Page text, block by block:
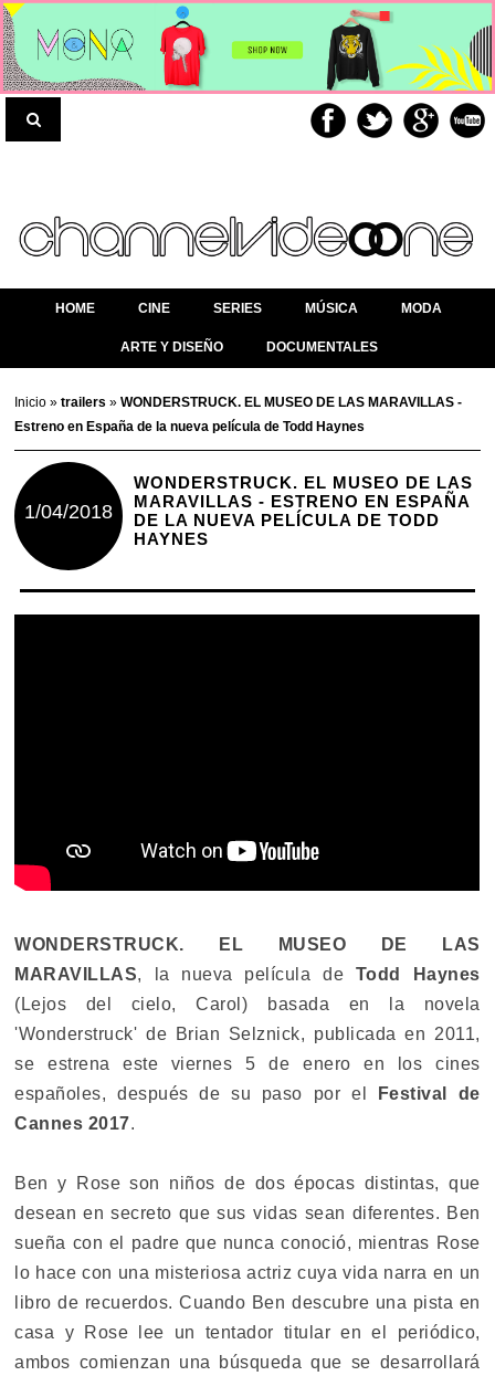
HOME CINE SERIES MÚSICA MODA
ARTE Y DISEÑO DOCUMENTALES
Inicio»trailers»WONDERSTRUCK. EL MUSEO DE LAS MARAVILLAS -
Estreno en España de la nueva película de Todd Haynes
1/04/2018
WONDERSTRUCK. EL MUSEO DE LAS
MARAVILLAS - ESTRENO EN ESPAÑA
DE LA NUEVA PELÍCULA DE TODD
HAYNES
WONDERSTRUCK. EL MUSEO DE LAS
MARAVILLAS, la nueva película de Todd Haynes
(Lejos del cielo, Carol) basada en la novela
'Wonderstruck' de Brian Selznick, publicada en 2011,
se estrena este viernes 5 de enero en los cines
españoles, después de su paso por el
Festival de
Cannes 2017.
Ben y Rose son niños de dos épocas distintas, que
desean en secreto que sus vidas sean diferentes. Ben
sueña con el padre que nunca conoció, mientras Rose
lo hace con una misteriosa actriz cuya vida narra en un
libro de recuerdos. Cuando Ben descubre una pista en
casa y Rose lee un tentador titular en el periódico,
ambos comienzan una búsqueda que se desarrollará